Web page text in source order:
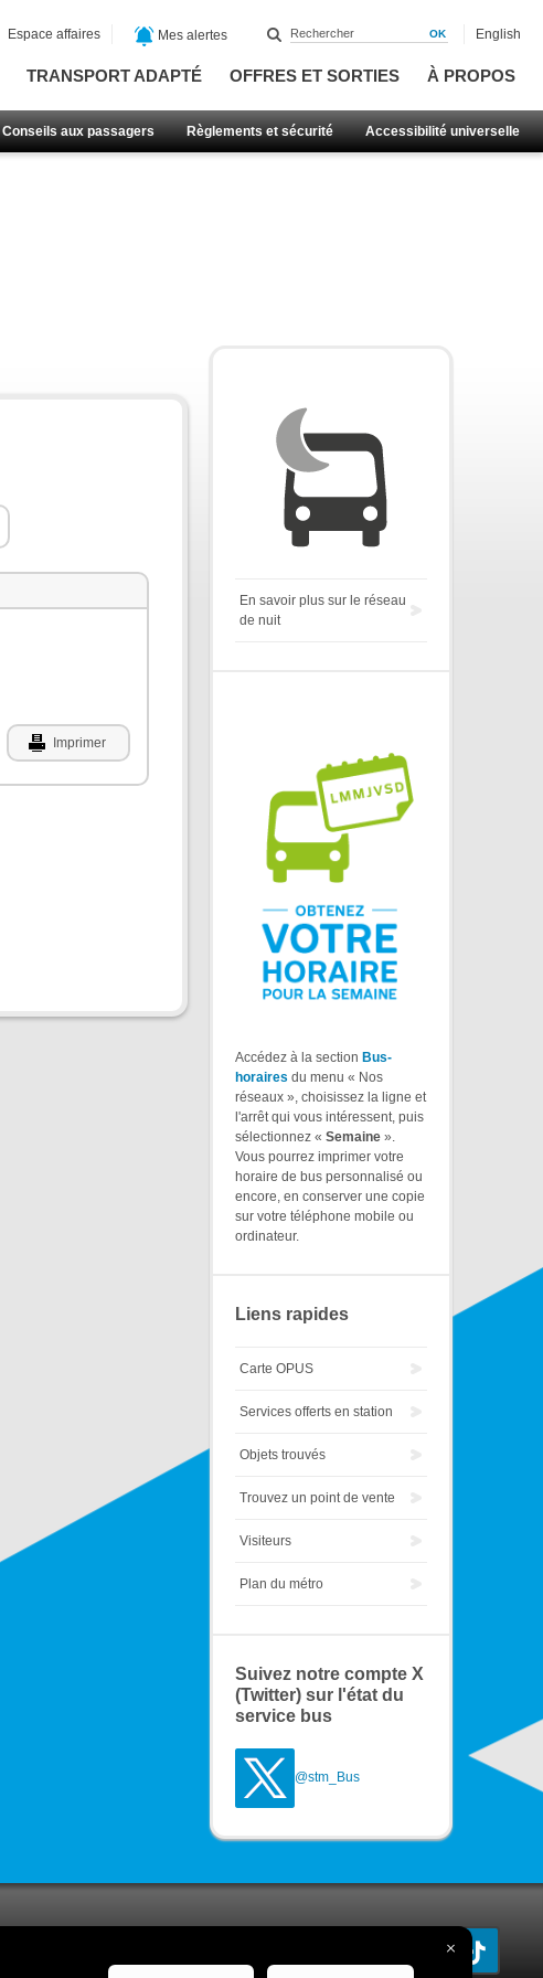
TRANSPORT ADAPTÉ OFFRES ET SORTIES À PROPOS
Conseils aux passagers Règlements et sécurité Accessibilité universelle
Espace affaires Mes alertes English
Imprimer
En savoir plus sur le réseau
de nuit
Accédez à la section Bus-
horaires du menu « Nos
réseaux », choisissez la ligne et
l'arrêt qui vous intéressent, puis
sélectionnez « Semaine ».
Vous pourrez imprimer votre
horaire de bus personnalisé ou
encore, en conserver une copie
sur votre téléphone mobile ou
ordinateur.
Liens rapides
Carte OPUS
Services offerts en station
Objets trouvés
Trouvez un point de vente
Visiteurs
Plan du métro
Suivez notre compte X
(Twitter) sur l'état du
service bus
@stm_Bus